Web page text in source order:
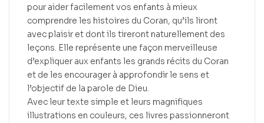
pour aider facilement vos enfants à mieux
comprendre les histoires du Coran, qu’ils liront
avec plaisir et dont ils tireront naturellement des
leçons. Elle représente une façon merveilleuse
d’expliquer aux enfants les grands récits du Coran
et de les encourager à approfondir le sens et
l’objectif de la parole de Dieu.
Avec leur texte simple et leurs magnifiques
illustrations en couleurs, ces livres passionneront